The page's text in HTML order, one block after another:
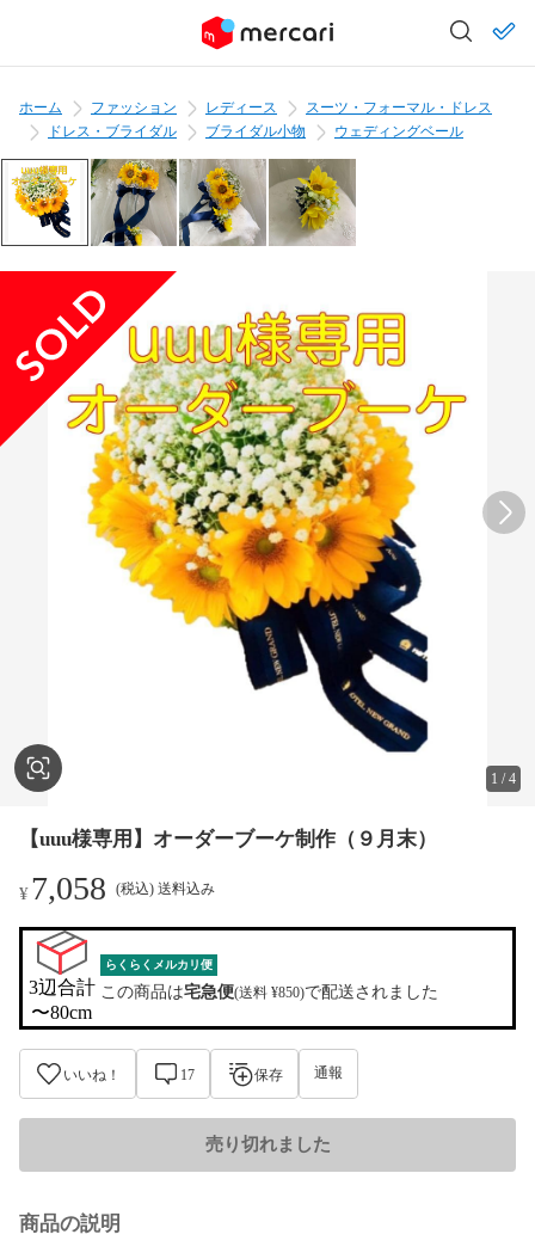
ホーム ファッション レディース
スーツ・フォーマル・ドレス
ドレス・ブライダル
ブライダル小物 ウェディングベール
1 /4
【uuu様専用】オーダーブーケ制作（９月末）
¥7,058 (税込) 送料込み
3辺合計
〜80cm
らくらくメルカリ便
この商品は宅急便(送料 ¥850)で配送されました
いいね！ 17 保存 通報
売り切れました
商品の説明